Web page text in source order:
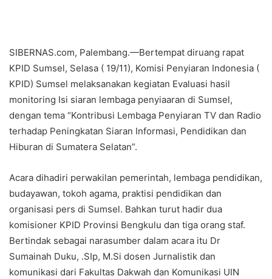
SIBERNAS.com, Palembang.—Bertempat diruang rapat
KPID Sumsel, Selasa ( 19/11), Komisi Penyiaran Indonesia (
KPID) Sumsel melaksanakan kegiatan Evaluasi hasil
monitoring Isi siaran lembaga penyiaaran di Sumsel,
dengan tema “Kontribusi Lembaga Penyiaran TV dan Radio
terhadap Peningkatan Siaran Informasi, Pendidikan dan
Hiburan di Sumatera Selatan”.
Acara dihadiri perwakilan pemerintah, lembaga pendidikan,
budayawan, tokoh agama, praktisi pendidikan dan
organisasi pers di Sumsel. Bahkan turut hadir dua
komisioner KPID Provinsi Bengkulu dan tiga orang staf.
Bertindak sebagai narasumber dalam acara itu Dr
Sumainah Duku, .SIp, M.Si dosen Jurnalistik dan
komunikasi dari Fakultas Dakwah dan Komunikasi UIN